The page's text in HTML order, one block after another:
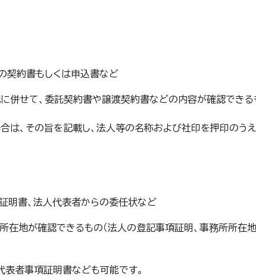
契約書もしくは申込書など
併せて、委託契約書や譲渡契約書などの内容が確認できる
、その旨を記載し、法人等の名称および社印を押印のうえ
明書、法人代表者からの委任状など
在地が確認できるもの（法人の登記事項証明、事務所所在
者事項証明書なども可能です。